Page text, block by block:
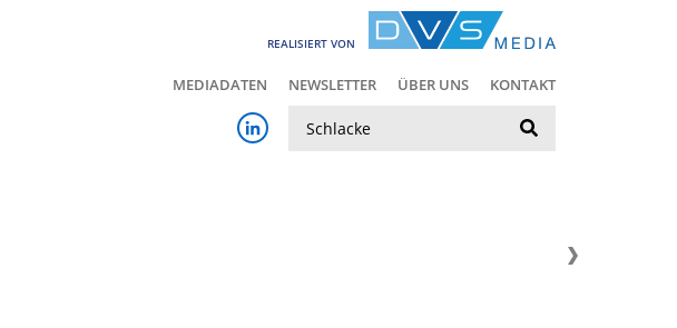
REALISIERT VON
MEDIADATEN NEWSLETTER ÜBER UNS KONTAKT